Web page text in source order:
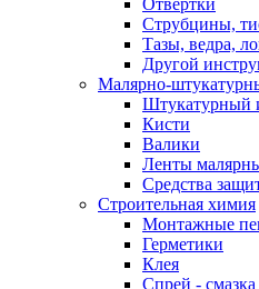
Отвертки
Cтрубцины,
Тазы, ведра,
Другой
Малярно-
Штукатурный
Кисти
Валики
Ленты
Средства
Строительная химия
Монтажные
Герметики
Клея
Спрей - смазка